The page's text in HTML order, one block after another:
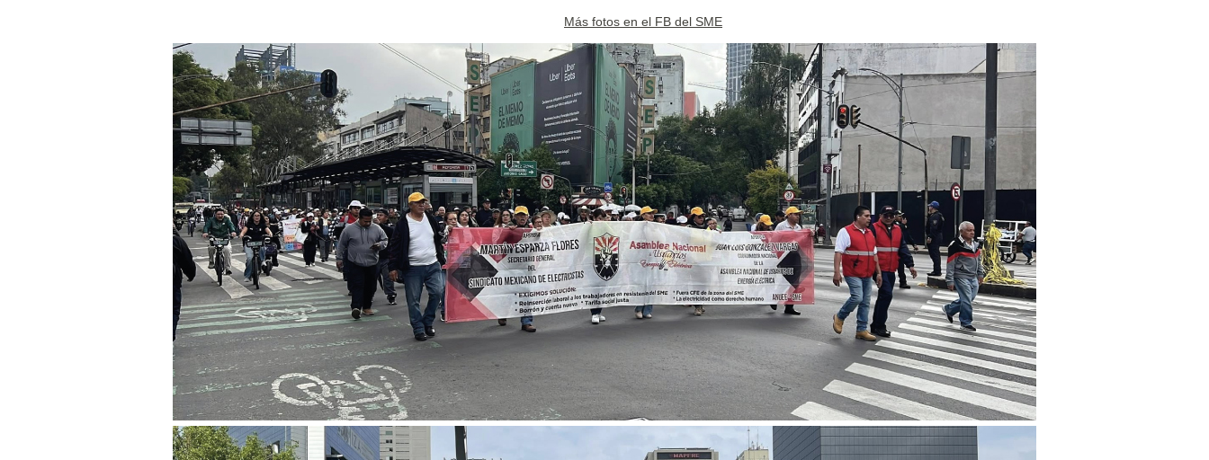
Más fotos en el FB del SME